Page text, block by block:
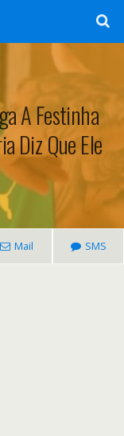
A Festinha
Diz Que Ele
Mail SMS